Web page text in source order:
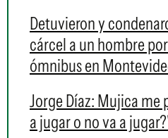
Detuvieron y
cárcel a un hombre
ómnibus en
Jorge Díaz: Mujica me
a jugar o no va a